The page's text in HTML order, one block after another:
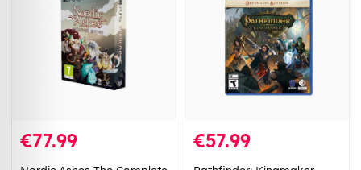
€77.99 €57.99